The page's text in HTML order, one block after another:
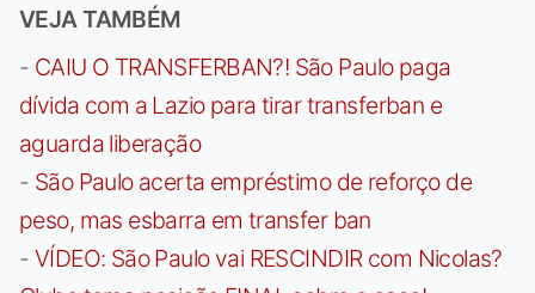
VEJA TAMBÉM
- CAIU O TRANSFERBAN?! São Paulo paga
dívida com a Lazio para tirar transferban e
aguarda liberação
- São Paulo acerta empréstimo de reforço de
peso, mas esbarra em transfer ban
- VÍDEO: São Paulo vai RESCINDIR com Nicolas?